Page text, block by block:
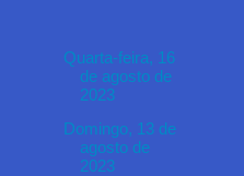
Quarta-feira, 16
de agosto de
2023
Domingo, 13 de
agosto de
2023